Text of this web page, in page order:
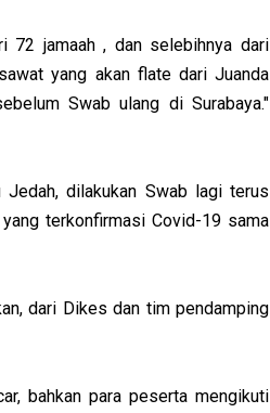
72 jamaah , dan selebihnya dari
yang akan flate dari Juanda
Swab ulang di Surabaya."
dilakukan Swab lagi terus
terkonfirmasi Covid-19 sama
dari Dikes dan tim pendamping
bahkan para peserta mengikuti